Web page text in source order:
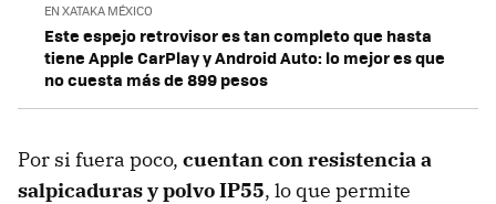
EN XATAKA MÉXICO
Este espejo retrovisor es tan completo que hasta
tiene Apple CarPlay y Android Auto: lo mejor es que
no cuesta más de 899 pesos
Por si fuera poco, cuentan conresistencia a
salpicaduras y polvo IP55, lo que permite